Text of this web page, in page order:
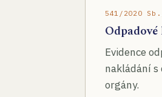
541/2020
Evidence
nakládání s
orgány.